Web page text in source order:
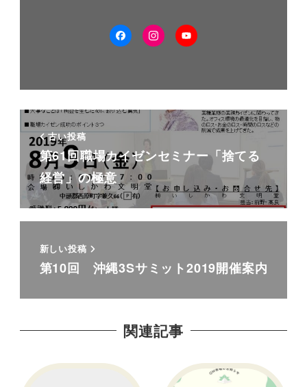
facebookInstagramYouTube
古い投稿
第61回職場カイゼンセミナー「捨てる
経営」の極意
新しい投稿
第10回 沖縄3Sサミット2019開催案内
関連記事